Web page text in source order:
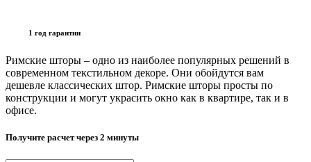
1 год гарантии
Римские шторы – одно из наиболее популярных решений в
современном текстильном декоре. Они обойдутся вам
дешевле классических штор. Римские шторы просты по
конструкции и могут украсить окно как в квартире, так и в
офисе.
Получите расчет через 2 минуты